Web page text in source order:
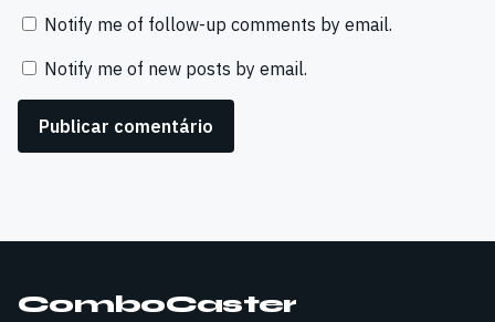
Notify me of follow-up comments by email.
Notify me of new posts by email.
ComboCaster